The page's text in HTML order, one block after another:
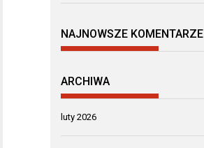
NAJNOWSZE KOMENTARZE
ARCHIWA
luty 2026